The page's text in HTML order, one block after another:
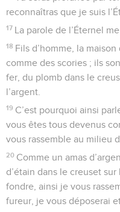
reconnaîtras que je suis
17 La parole de l’Éternel
18 Fils d’homme, la
comme des scories ; ils
fer, du plomb dans le
l’argent.
19 C’est pourquoi ainsi
vous êtes tous devenus
vous rassemble au milieu
20 Comme un amas
d’étain dans le creuset
fondre, ainsi je vous
fureur, je vous déposerai